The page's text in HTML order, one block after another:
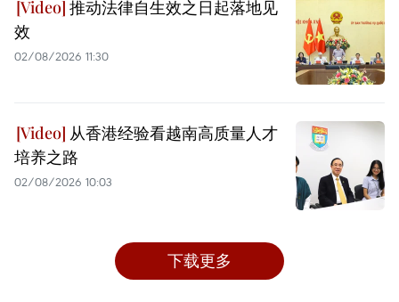
推动法律自生效之日起落地见
效
02/08/2026 11:30
从香港经验看越南高质量人才
培养之路
02/08/2026 10:03
下载更多